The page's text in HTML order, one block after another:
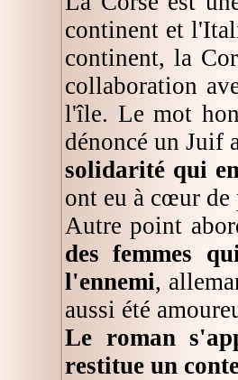
continent et
continent, la
collaboration
l'île. Le mot
dénoncé un Juif
solidarité qui
ont eu à cœur
Autre point
des femmes
l'ennemi,
aussi été
Le roman
restitue un